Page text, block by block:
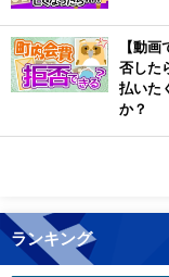
【動
否した
払いた
か？
ランキング